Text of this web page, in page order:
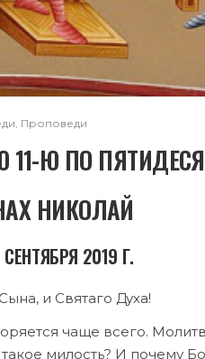
Проповеди
Ю ПО
НИКОЛАЙ
2019 Г.
и Святаго Духа!
чаще всего.
милость? И почему